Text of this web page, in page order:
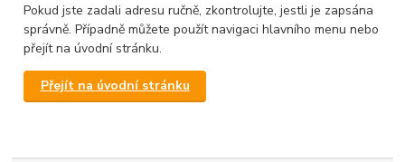
Pokud jste zadali adresu ručně, zkontrolujte, jestli je zapsána
správně. Případně můžete použít navigaci hlavního menu nebo
přejít na úvodní stránku.
Přejít na úvodní stránku